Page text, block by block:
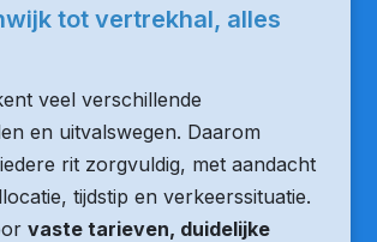
tot vertrekhal, alles
veel verschillende
en uitvalswegen. Daarom
rit zorgvuldig, met aandacht
tijdstip en verkeerssituatie.
vaste tarieven, duidelijke